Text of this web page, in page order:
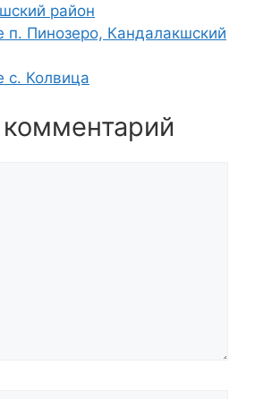
район
п. Пинозеро, Кандалакшский
с. Колвица
комментарий